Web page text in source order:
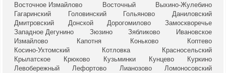
Восточное Измайлово
Восточный
Выхино-Жулебино
Гагаринский
Головинский Гольяново
Даниловский
Дмитровский
Донской Дорогомилово
Замоскворечье
Западное Дегунино
Зюзино Зябликово
Ивановское
Измайлово
Капотня Коньково
Коптево
Косино-Ухтомский
Котловка
Красносельский
Крылатское
Крюково Кузьминки Кунцево
Куркино
Левобережный
Лефортово Лианозово
Ломоносовский